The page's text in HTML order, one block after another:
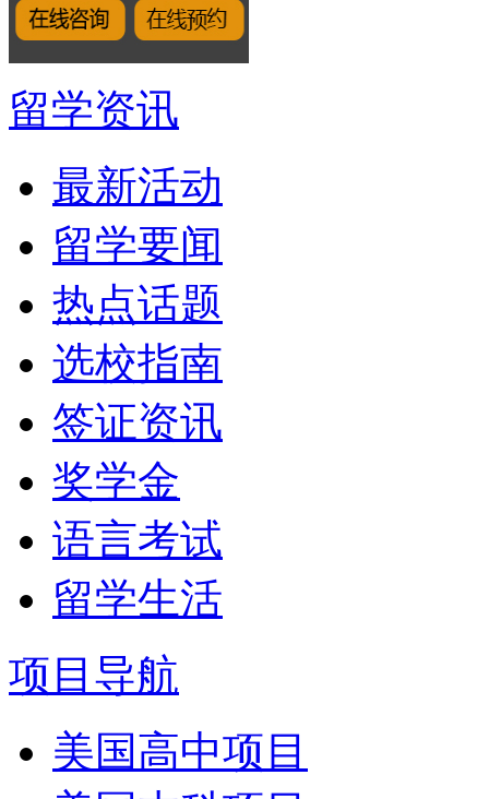
留学资讯
最新活动
留学要闻
热点话题
选校指南
签证资讯
奖学金
语言考试
留学生活
项目导航
美国高中项目